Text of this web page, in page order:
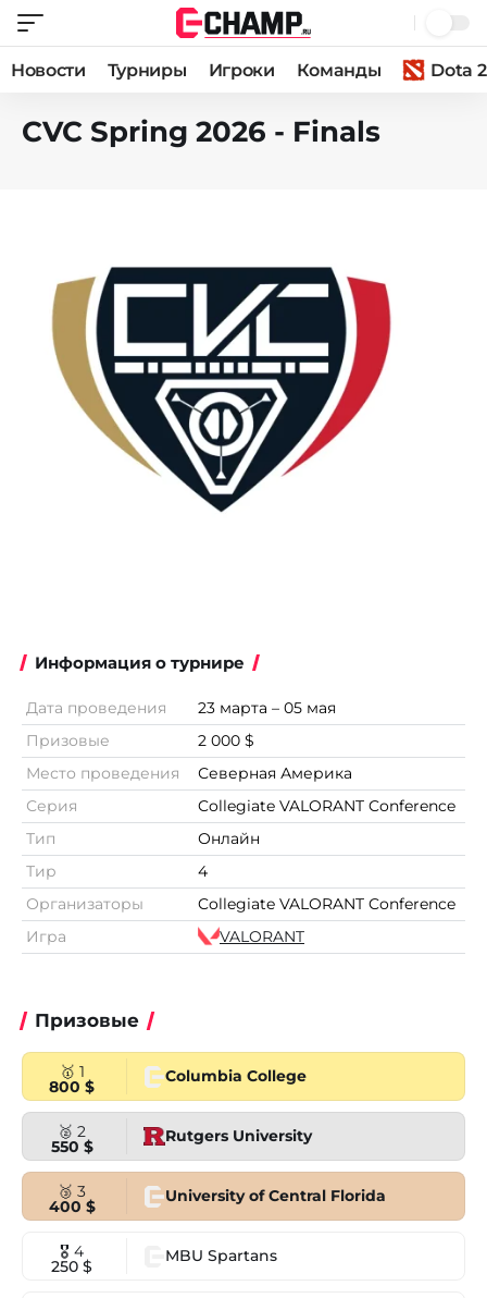
Новости Турниры Игроки Команды Dota 2
CVC Spring 2026 - Finals
Информация о турнире
Дата проведения
23 марта – 05 мая
Призовые
2 000 $
Место проведения
Северная Америка
Серия
Collegiate VALORANT Conference
Тип
Онлайн
Тир
4
Организаторы
Collegiate VALORANT Conference
Игра
VALORANT
Призовые
🥇 1
800 $
Columbia College
🥈 2
550 $
Rutgers University
🥉 3
400 $
University of Central Florida
🎖 4
250 $
MBU Spartans